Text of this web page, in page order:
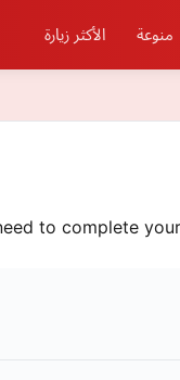
منوعة الأكثر زيارة
to complete